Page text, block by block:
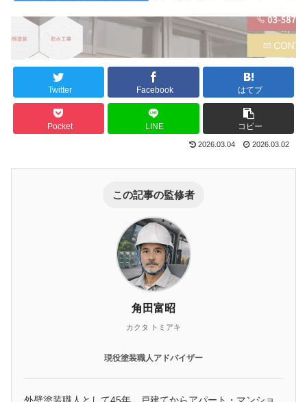
Twitter Facebook はてブ
Pocket LINE コピー
2026.03.04 2026.03.02
この記事の監修者
角田富昭
カクタ トミアキ
現役塗装職人アドバイザー